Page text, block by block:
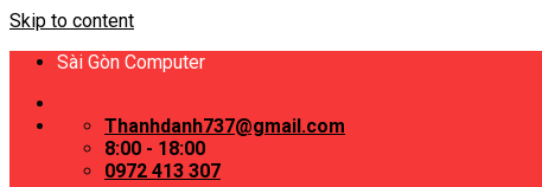
Skip to content
Sài Gòn Computer
Thanhdanh737@gmail.com
8:00 - 18:00
0972 413 307